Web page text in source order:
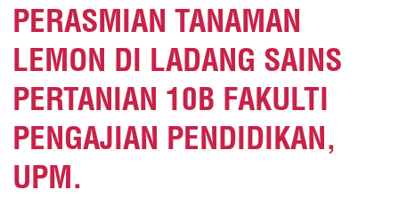
PERASMIAN TANAMAN
LEMON DI LADANG SAINS
PERTANIAN 10B FAKULTI
PENGAJIAN PENDIDIKAN,
UPM.